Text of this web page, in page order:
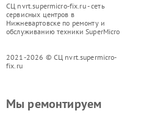
СЦ nvrt.supermicro-fix.ru - сеть
сервисных центров в
Нижневартовске по ремонту и
обслуживанию техники SuperMicro
2021-2026 © СЦ nvrt.supermicro-
fix.ru
Мы ремонтируем